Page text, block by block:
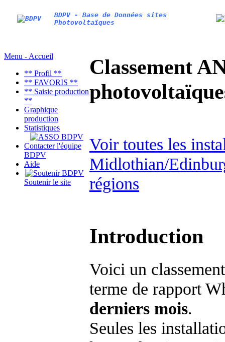
BDPV - Base de Données sites
Photovoltaïques
Menu - Accueil
** Profil **
** FAVORIS **
** Saisie production
**
Graphique
production
Statistiques
Contacter l'équipe
BDPV
Aide
Soutenir le site
Classement
Voir toutes les
Midlothian/
régions
Introduction
Voici un
terme de rapport
derniers mois.
Seules les